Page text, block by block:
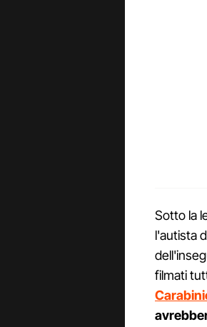
Sotto la
l'autista
filmati